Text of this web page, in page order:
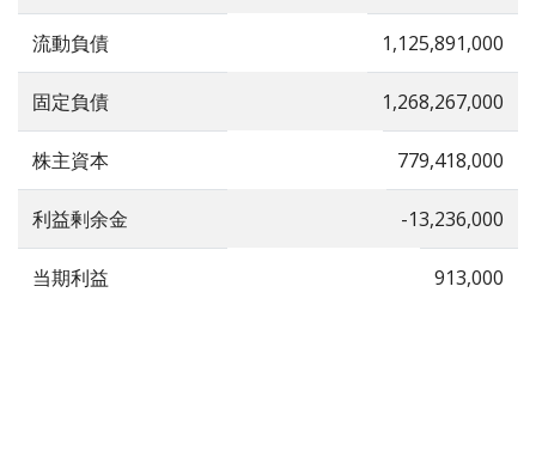
流動負債 1,125,891,000
固定負債 1,268,267,000
株主資本 779,418,000
利益剰余金 -13,236,000
当期利益 913,000